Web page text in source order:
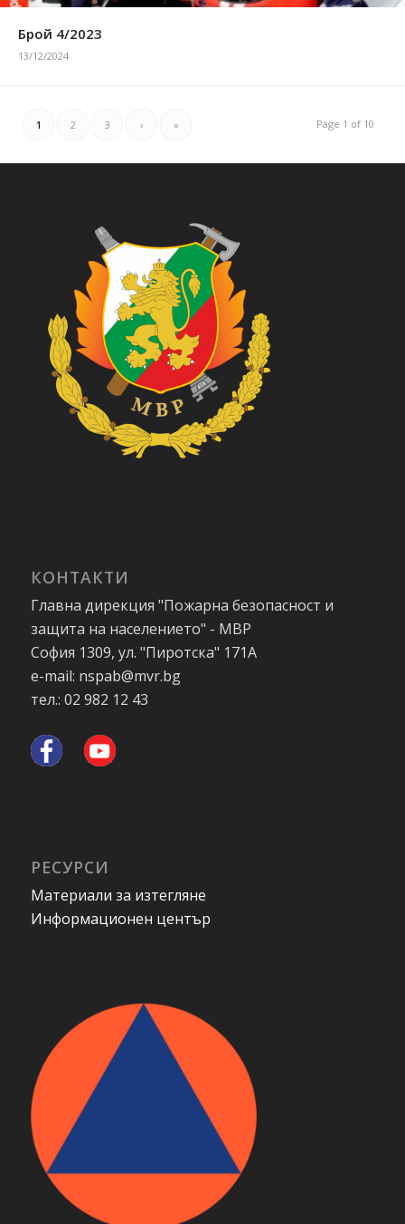
Брой 4/2023
13/12/2024
Page 1 of 10
1 2 3 › »
КОНТАКТИ
Главна дирекция "Пожарна безопасност и
защита на населението" - МВР
София 1309, ул. "Пиротска" 171А
e-mail: nspab@mvr.bg
тел.: 02 982 12 43
РЕСУРСИ
Материали за изтегляне
Информационен център